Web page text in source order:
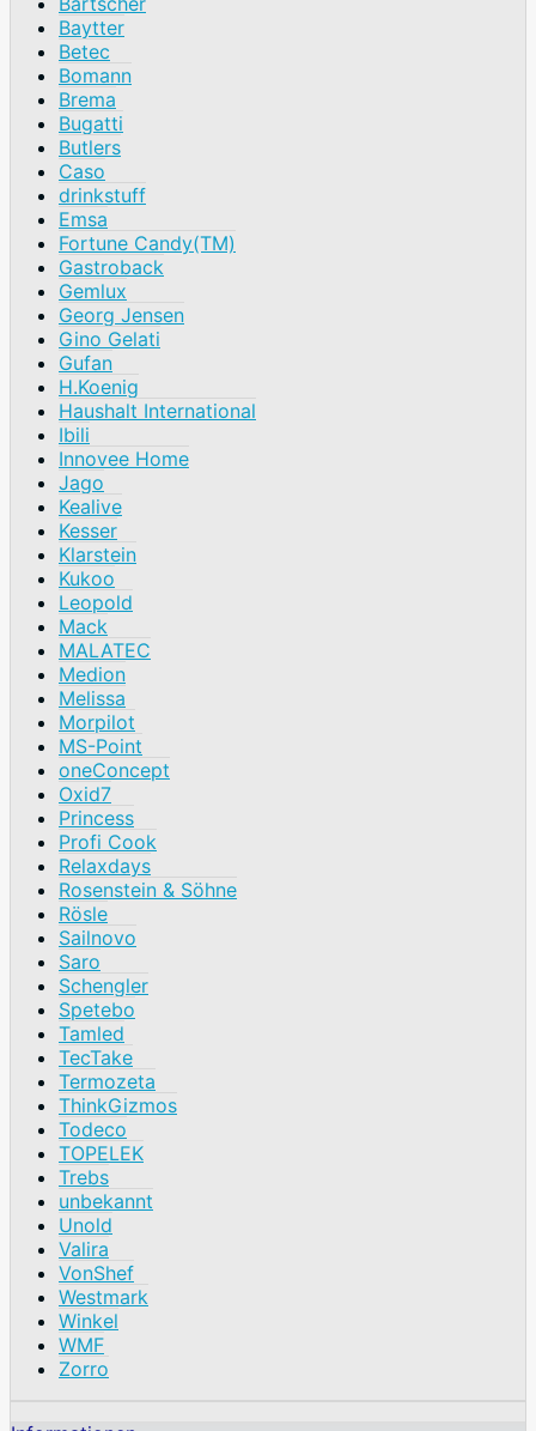
Baytter
Betec
Bomann
Brema
Bugatti
Butlers
Caso
drinkstuff
Emsa
Fortune Candy(TM)
Gastroback
Gemlux
Georg Jensen
Gino Gelati
Gufan
H.Koenig
Haushalt International
Ibili
Innovee Home
Jago
Kealive
Kesser
Klarstein
Kukoo
Leopold
Mack
MALATEC
Medion
Melissa
Morpilot
MS-Point
oneConcept
Oxid7
Princess
Profi Cook
Relaxdays
Rosenstein & Söhne
Rösle
Sailnovo
Saro
Schengler
Spetebo
Tamled
TecTake
Termozeta
ThinkGizmos
Todeco
TOPELEK
Trebs
unbekannt
Unold
Valira
VonShef
Westmark
Winkel
WMF
Zorro